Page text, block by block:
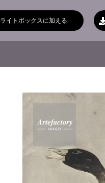
ライトボックスに加える